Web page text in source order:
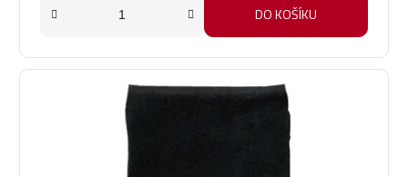
DO KOŠÍKU